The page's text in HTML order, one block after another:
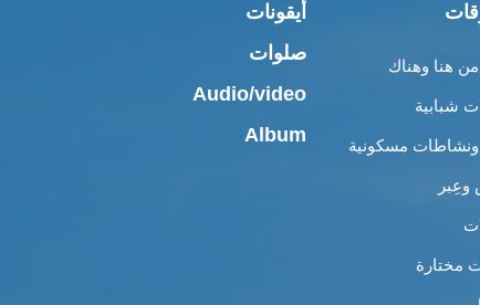
من هنا وهناك
شبابية
ونشاطات مسكونية
مختارة
أيقونات
صلوات
Audio/video
Album